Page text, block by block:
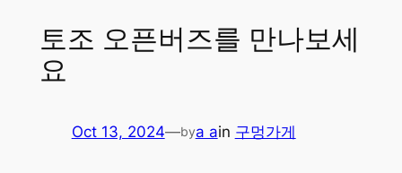
토조 오픈버즈를 만나보세
요
Oct 13, 2024—bya ain 구멍가게